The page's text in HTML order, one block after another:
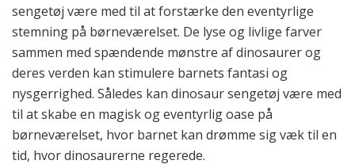
sengetøj være med til at forstærke den eventyrlige
stemning på børneværelset. De lyse og livlige farver
sammen med spændende mønstre af dinosaurer og
deres verden kan stimulere barnets fantasi og
nysgerrighed. Således kan dinosaur sengetøj være med
til at skabe en magisk og eventyrlig oase på
børneværelset, hvor barnet kan drømme sig væk til en
tid, hvor dinosaurerne regerede.